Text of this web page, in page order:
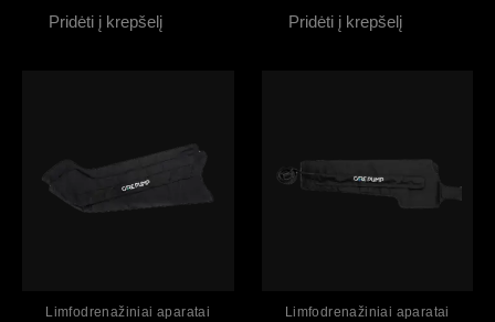
Pridėti į krepšelį Pridėti į krepšelį
Limfodrenažiniai aparatai Limfodrenažiniai aparatai